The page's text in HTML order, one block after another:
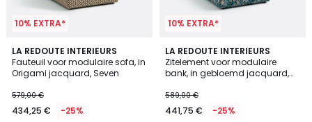
10% EXTRA*
LA REDOUTE INTERIEURS
Fauteuil voor modulaire sofa, in
Origami jacquard, Seven
579,00 €
434,25 € -25%
10% EXTRA*
LA REDOUTE INTERIEURS
Zitelement voor modulaire
bank, in gebloemd jacquard,
589,00 €
441,75 € -25%